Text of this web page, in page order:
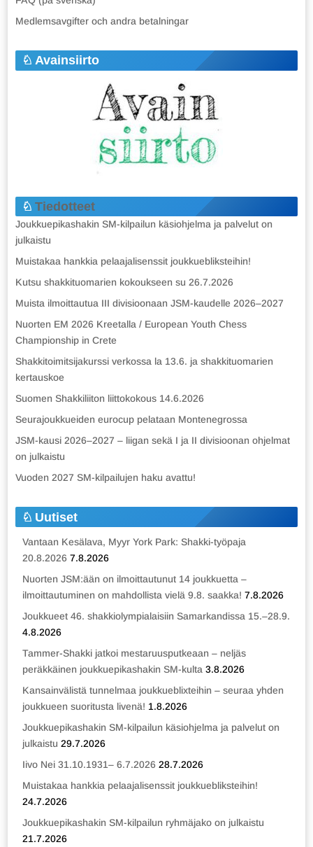
Medlemsavgifter och andra betalningar
Avainsiirto
Tiedotteet
Joukkuepikashakin SM-kilpailun käsiohjelma ja palvelut on
julkaistu
Muistakaa hankkia pelaajalisenssit joukkuebliksteihin!
Kutsu shakkituomarien kokoukseen su 26.7.2026
Muista ilmoittautua III divisioonaan JSM-kaudelle 2026–2027
Nuorten EM 2026 Kreetalla / European Youth Chess
Championship in Crete
Shakkitoimitsijakurssi verkossa la 13.6. ja shakkituomarien
kertauskoe
Suomen Shakkiliiton liittokokous 14.6.2026
Seurajoukkueiden eurocup pelataan Montenegrossa
JSM-kausi 2026–2027 – liigan sekä I ja II divisioonan ohjelmat
on julkaistu
Vuoden 2027 SM-kilpailujen haku avattu!
Uutiset
Vantaan Kesälava, Myyr York Park: Shakki-työpaja
20.8.2026 7.8.2026
Nuorten JSM:ään on ilmoittautunut 14 joukkuetta –
ilmoittautuminen on mahdollista vielä 9.8. saakka! 7.8.2026
Joukkueet 46. shakkiolympialaisiin Samarkandissa 15.–28.9.
4.8.2026
Tammer-Shakki jatkoi mestaruusputkeaan – neljäs
peräkkäinen joukkuepikashakin SM-kulta 3.8.2026
Kansainvälistä tunnelmaa joukkueblixteihin – seuraa yhden
joukkueen suoritusta livenä! 1.8.2026
Joukkuepikashakin SM-kilpailun käsiohjelma ja palvelut on
julkaistu 29.7.2026
Iivo Nei 31.10.1931– 6.7.2026 28.7.2026
Muistakaa hankkia pelaajalisenssit joukkuebliksteihin!
24.7.2026
Joukkuepikashakin SM-kilpailun ryhmäjako on julkaistu
21.7.2026